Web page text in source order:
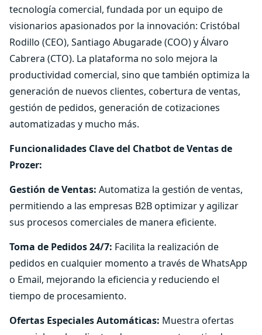
tecnología comercial, fundada por un equipo de
visionarios apasionados por la innovación: Cristóbal
Rodillo (CEO), Santiago Abugarade (COO) y Álvaro
Cabrera (CTO). La plataforma no solo mejora la
productividad comercial, sino que también optimiza la
generación de nuevos clientes, cobertura de ventas,
gestión de pedidos, generación de cotizaciones
automatizadas y mucho más.
Funcionalidades Clave del Chatbot de Ventas de
Prozer:
Gestión de Ventas: Automatiza la gestión de ventas,
permitiendo a las empresas B2B optimizar y agilizar
sus procesos comerciales de manera eficiente.
Toma de Pedidos 24/7: Facilita la realización de
pedidos en cualquier momento a través de WhatsApp
o Email, mejorando la eficiencia y reduciendo el
tiempo de procesamiento.
Ofertas Especiales Automáticas: Muestra ofertas